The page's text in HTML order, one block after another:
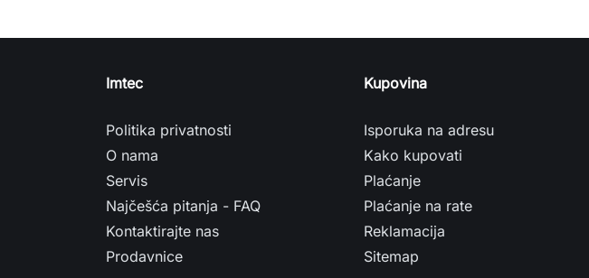
Imtec
Politika privatnosti
O nama
Servis
Najčešća pitanja - FAQ
Kontaktirajte nas
Prodavnice
Kupovina
Isporuka na adresu
Kako kupovati
Plaćanje
Plaćanje na rate
Reklamacija
Sitemap